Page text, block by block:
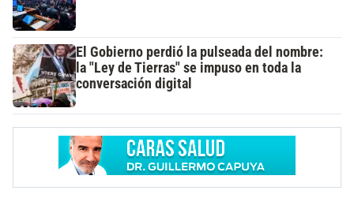
El Gobierno perdió la pulseada del nombre:
la "Ley de Tierras" se impuso en toda la
conversación digital